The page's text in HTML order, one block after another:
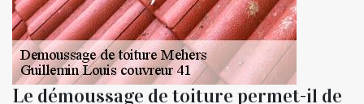
Le démoussage de toiture permet-il de